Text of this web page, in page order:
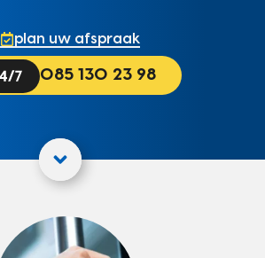
plan uw afspraak
085 130 23 98